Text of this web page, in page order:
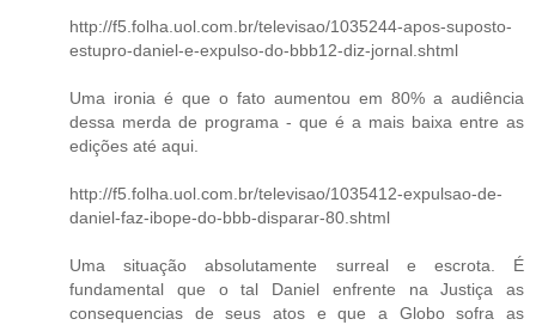
http://f5.folha.uol.com.br/televisao/1035244-apos-suposto-
estupro-daniel-e-expulso-do-bbb12-diz-jornal.shtml
Uma ironia é que o fato aumentou em 80% a audiência
dessa merda de programa - que é a mais baixa entre as
edições até aqui.
http://f5.folha.uol.com.br/televisao/1035412-expulsao-de-
daniel-faz-ibope-do-bbb-disparar-80.shtml
Uma situação absolutamente surreal e escrota. É
fundamental que o tal Daniel enfrente na Justiça as
consequencias de seus atos e que a Globo sofra as